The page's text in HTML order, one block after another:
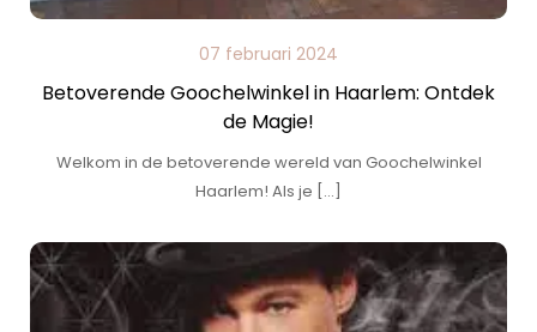
07 februari 2024
Betoverende Goochelwinkel in Haarlem: Ontdek
de Magie!
Welkom in de betoverende wereld van Goochelwinkel
Haarlem! Als je […]